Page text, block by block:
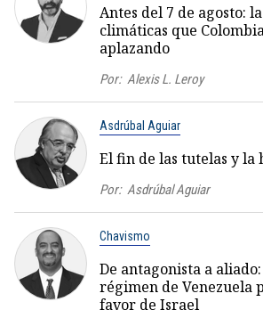
Antes del 7 de agosto:
climáticas que
aplazando
Por: Alexis L. Leroy
Asdrúbal Aguiar
El fin de las tutelas y la
Por: Asdrúbal Aguiar
Chavismo
De antagonista a
régimen de Venezuela
favor de Israel